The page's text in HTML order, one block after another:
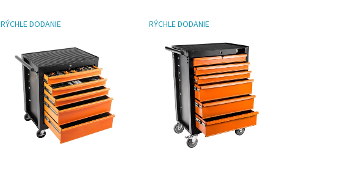
RÝCHLE DODANIE RÝCHLE DODANIE